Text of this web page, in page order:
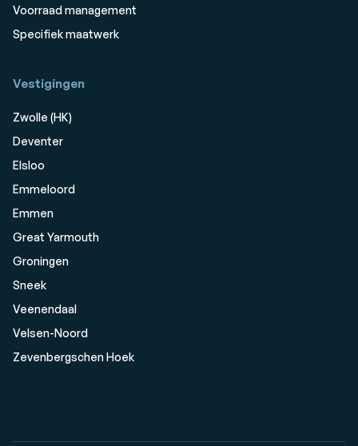
Voorraad management
Specifiek maatwerk
Vestigingen
Zwolle (HK)
Deventer
Elsloo
Emmeloord
Emmen
Great Yarmouth
Groningen
Sneek
Veenendaal
Velsen-Noord
Zevenbergschen Hoek